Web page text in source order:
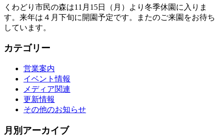
くわどり市民の森は11月15日（月）より冬季休園に入りま
す。来年は４月下旬に開園予定です。またのご来園をお待ち
しています。
カテゴリー
営業案内
イベント情報
メディア関連
更新情報
その他のお知らせ
月別アーカイブ